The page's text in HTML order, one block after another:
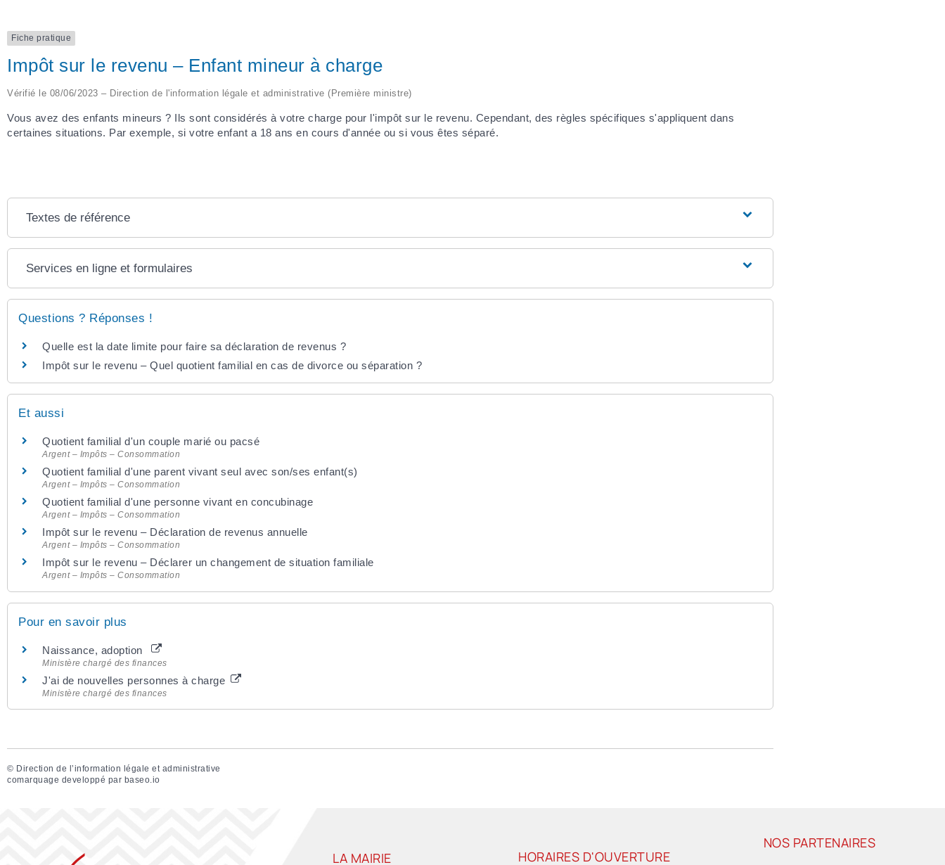
Fiche pratique
Impôt sur le revenu – Enfant mineur à charge
Vérifié le 08/06/2023 – Direction de l'information légale et administrative (Première ministre)
Vous avez des enfants mineurs ? Ils sont considérés à votre charge pour l'impôt sur le revenu. Cependant, des règles spécifiques s'appliquent dans
certaines situations. Par exemple, si votre enfant a 18 ans en cours d'année ou si vous êtes séparé.
Textes de référence
Services en ligne et formulaires
Questions ? Réponses !
Quelle est la date limite pour faire sa déclaration de revenus ?
Impôt sur le revenu – Quel quotient familial en cas de divorce ou séparation ?
Et aussi
Quotient familial d'un couple marié ou pacsé
Argent – Impôts – Consommation
Quotient familial d'une parent vivant seul avec son/ses enfant(s)
Argent – Impôts – Consommation
Quotient familial d'une personne vivant en concubinage
Argent – Impôts – Consommation
Impôt sur le revenu – Déclaration de revenus annuelle
Argent – Impôts – Consommation
Impôt sur le revenu – Déclarer un changement de situation familiale
Argent – Impôts – Consommation
Pour en savoir plus
Naissance, adoption
Ministère chargé des finances
J'ai de nouvelles personnes à charge
Ministère chargé des finances
© Direction de l’information légale et administrative
comarquage developpé par baseo.io
LA MAIRIE HORAIRES D'OUVERTURE
NOS PARTENAIRES